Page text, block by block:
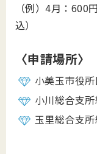
（例）4月：
込）
〈申請場所〉
小美玉市役
小川総合支
玉里総合支